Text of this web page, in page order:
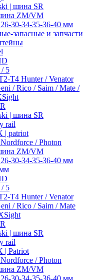
| шина SR
ZM/VM
30-34-35-36-40 мм
запасные и запчасти
5
T4 Hunter / Venator
/ Rico / Saim / Mate /
| шина SR
rail
| patriot
/ Photon
ZM/VM
30-34-35-36-40 мм
5
T4 Hunter / Venator
/ Rico / Saim / Mate
| шина SR
rail
| Patriot
/ Photon
ZM/VM
30-34-35-36-40 мм